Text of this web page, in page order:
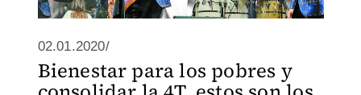
02.01.2020/
Bienestar para los pobres y